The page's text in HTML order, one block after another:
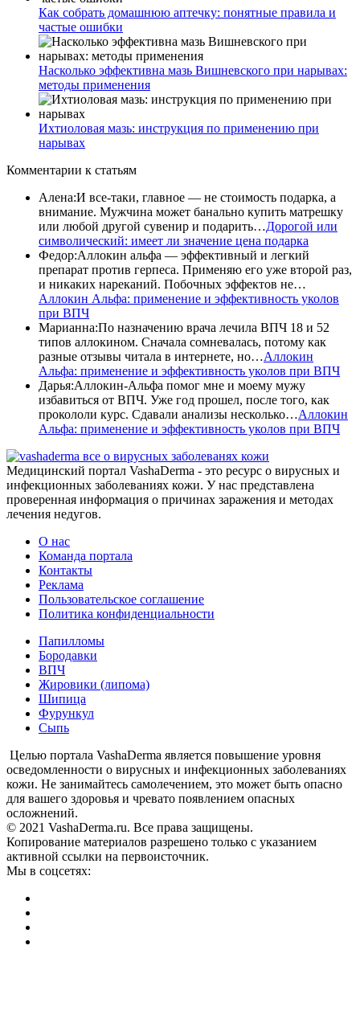
Как собрать домашнюю аптечку: понятные правила и
частые ошибки
Насколько эффективна мазь Вишневского при нарывах:
методы применения
Ихтиоловая мазь: инструкция по применению при
нарывах
Комментарии к статьям
Алена:И все-таки, главное — не стоимость подарка, а
внимание. Мужчина может банально купить матрешку
или любой другой сувенир и подарить…Дорогой или
символический: имеет ли значение цена подарка
Федор:Аллокин альфа — эффективный и легкий
препарат против герпеса. Применяю его уже второй раз,
и никаких нареканий. Побочных эффектов не…
Аллокин Альфа: применение и эффективность уколов
при ВПЧ
Марианна:По назначению врача лечила ВПЧ 18 и 52
типов аллокином. Сначала сомневалась, потому как
разные отзывы читала в интернете, но…Аллокин
Альфа: применение и эффективность уколов при ВПЧ
Дарья:Аллокин-Альфа помог мне и моему мужу
избавиться от ВПЧ. Уже год прошел, после того, как
прокололи курс. Сдавали анализы несколько…Аллокин
Альфа: применение и эффективность уколов при ВПЧ
все о вирусных заболеванях кожи
Медицинский портал VashaDerma - это ресурс о вирусных и
инфекционных заболеваниях кожи. У нас представлена
проверенная информация о причинах заражения и методах
лечения недугов.
О нас
Команда портала
Контакты
Реклама
Пользовательское соглашение
Политика конфиденциальности
Папилломы
Бородавки
ВПЧ
Жировики (липома)
Шипица
Фурункул
Сыпь
Целью портала VashaDerma является повышение уровня
осведомленности о вирусных и инфекционных заболеваниях
кожи. Не занимайтесь самолечением, это может быть опасно
для вашего здоровья и чревато появлением опасных
осложнений.
© 2021 VashaDerma.ru. Все права защищены.
Копирование материалов разрешено только с указанием
активной ссылки на первоисточник.
Мы в соцсетях: